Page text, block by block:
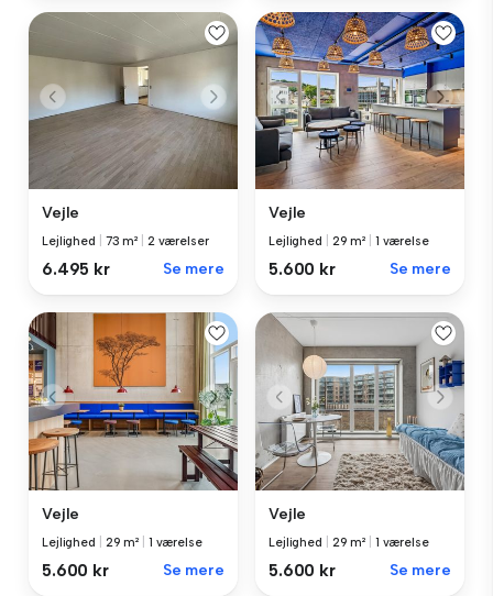
Vejle
Lejlighed 73 m² 2 værelser
6.495 kr Se mere
Vejle
Lejlighed 29 m² 1 værelse
5.600 kr Se mere
Vejle
Lejlighed 29 m² 1 værelse
5.600 kr Se mere
Vejle
Lejlighed 29 m² 1 værelse
5.600 kr Se mere